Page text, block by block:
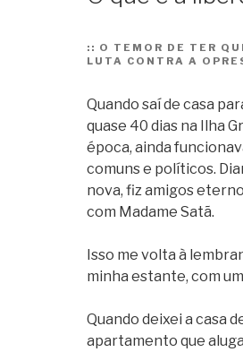
:: O TEMOR DE TER
LUTA CONTRA A
Quando saí de casa
quase 40 dias na Ilha
época, ainda
comuns e políticos.
nova, fiz amigos
com Madame Satã.
Isso me volta à
minha estante, com
Quando deixei a casa
apartamento que